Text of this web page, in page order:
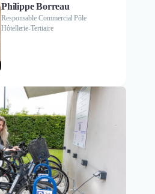
Philippe Borreau
Responsable Commercial Pôle
Hôtellerie-Tertiaire